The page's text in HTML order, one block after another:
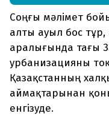
Соңғы мәлімет
алты ауыл бос
аралығында тағы
урбанизацияны
Қазақстанның
аймақтарынан
енгізуде.